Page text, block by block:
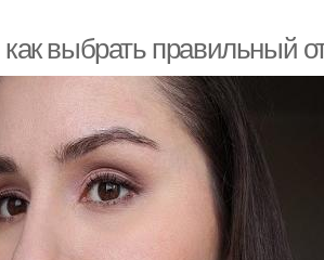
выбрать правильный